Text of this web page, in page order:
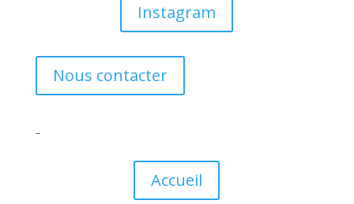
Instagram
Nous contacter
Accueil